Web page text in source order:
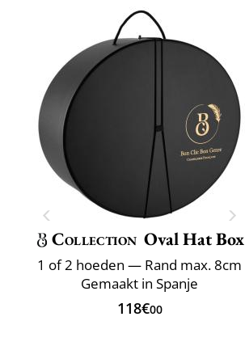
Collection Oval Hat Box
1 of 2 hoeden — Rand max. 8cm
Gemaakt in Spanje
118€00